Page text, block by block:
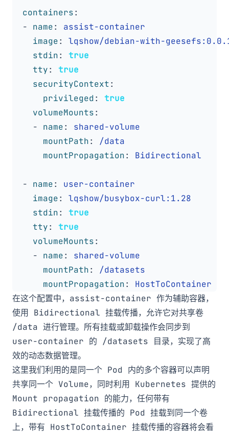
containers:
- name:
assist-container
image:
lqshow/debian-with-
stdin:
true
tty:
true
securityContext:
privileged:
true
volumeMounts:
- name:
shared-volume
mountPath:
/data
mountPropagation: Bidirectional
- name:
user-container
image:
lqshow/busybox-curl:1.28
stdin:
true
tty:
true
volumeMounts:
- name:
shared-volume
mountPath:
/datasets
mountPropagation:
HostToContainer
在这个配置中， assist-container 作为辅助容器，
使用 Bidirectional 挂载传播，允许它对共享卷
/data 进行管理。所有挂载或卸载操作会同步到
user-container 的 /datasets 目录，实现了高
效的动态数据管理。
这里我们利用的是同一个 Pod 内的多个容器可以声明
共享同一个 Volume，同时利用 Kubernetes 提供的
Mount propagation 的能力，任何带有
Bidirectional 挂载传播的 Pod 挂载到同一个卷
上，带有 HostToContainer 挂载传播的容器将会看